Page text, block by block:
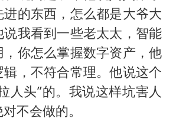
的东西，怎么都是大爷大
我看到一些老太太，智能
你怎么掌握数字资产，他
，不符合常理。他说这个
人头”的。我说这样坑害人
不会做的。